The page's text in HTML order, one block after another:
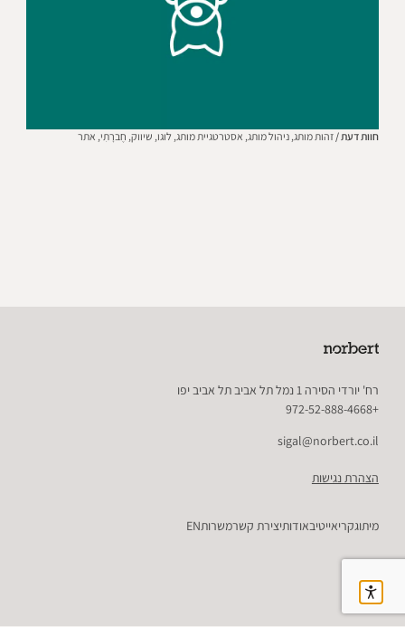
חוות דעת / זהות מותג, ניהול מותג, אסטרטגיית מותג, לוגו, שיווק, חֶברָתִי, אתר
רח' יורדי הסירה 1 נמל תל אביב תל אביב יפו
+972-52-888-4668
sigal@norbert.co.il
הצהרת נגישות
מיתוגקריאייטיבאודותיצירת קשרמשרותEN